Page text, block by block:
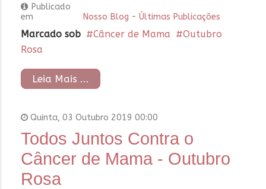
Publicado
em
Nosso Blog - Últimas Publicações
Marcado sob Câncer de Mama
Outubro
Rosa
Leia Mais ...
Quinta, 03 Outubro 2019 00:00
Todos Juntos Contra o
Câncer de Mama - Outubro
Rosa